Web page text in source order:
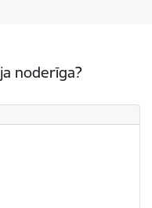
noderīga?